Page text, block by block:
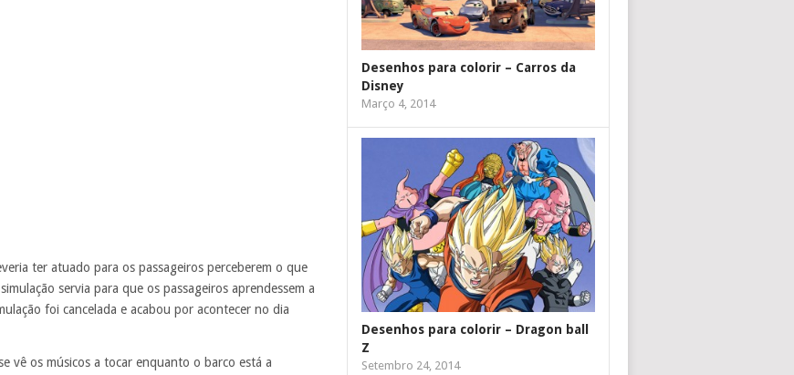
ter atuado para os passageiros perceberem o que
servia para que os passageiros aprendessem a
foi cancelada e acabou por acontecer no dia
vê os músicos a tocar enquanto o barco está a
Desenhos para colorir – Carros da
Disney
Março 4, 2014
Desenhos para colorir – Dragon ball
Z
Setembro 24, 2014